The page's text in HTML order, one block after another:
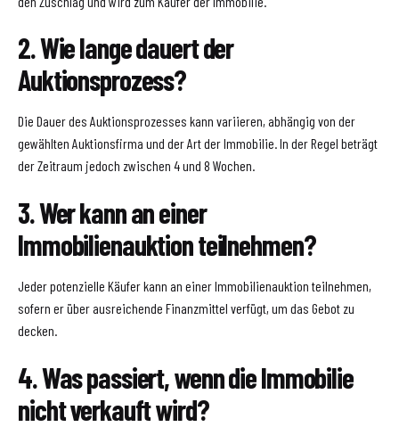
2. Wie lange dauert der
Auktionsprozess?
Die Dauer des Auktionsprozesses kann variieren, abhängig von der
gewählten Auktionsfirma und der Art der Immobilie. In der Regel beträgt
der Zeitraum jedoch zwischen 4 und 8 Wochen.
3. Wer kann an einer
Immobilienauktion teilnehmen?
Jeder potenzielle Käufer kann an einer Immobilienauktion teilnehmen,
sofern er über ausreichende Finanzmittel verfügt, um das Gebot zu
decken.
4. Was passiert, wenn die Immobilie
nicht verkauft wird?